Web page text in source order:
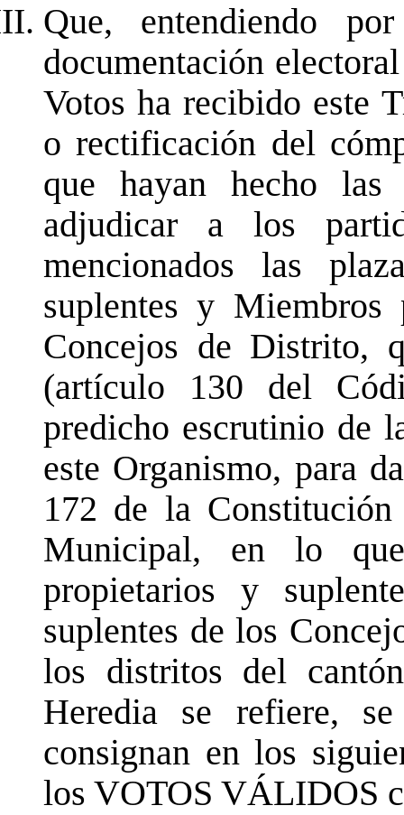
Que, entendiendo
documentación
Votos ha recibido este
o rectificación del
que hayan hecho
adjudicar a los
mencionados las
suplentes y
Concejos de Distrito,
(artículo 130 del
predicho escrutinio de
este Organismo, para
172 de la
Municipal, en lo
propietarios y
suplentes de los
los distritos del
Heredia se refiere,
consignan en los
los VOTOS VÁLIDOS